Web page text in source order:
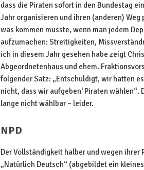
dass die Piraten sofort in den Bundestag
Jahr organisieren und ihren (anderen)
was kommen musste, wenn man jedem
aufzumachen: Streitigkeiten,
ich in diesem Jahr gesehen habe zeigt
Abgeordnetenhaus und ehem.
folgender Satz: „Entschuldigt, wir hatten
nicht, dass wir aufgeben‘ Piraten
lange nicht wählbar – leider.
NPD
Der Vollständigkeit halber und wegen
„Natürlich Deutsch“ (abgebildet ein